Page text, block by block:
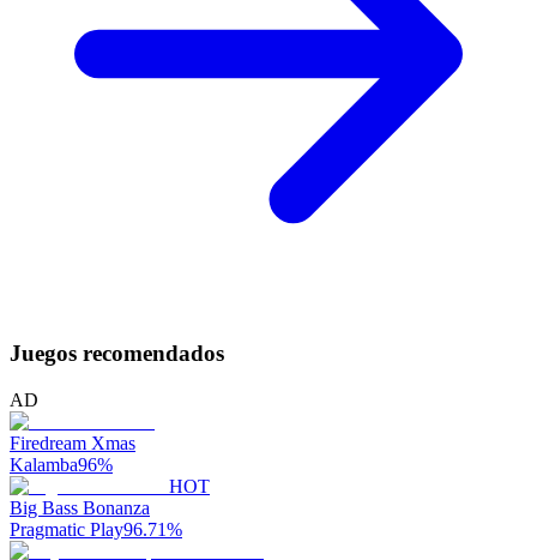
Juegos recomendados
AD
Firedream Xmas
Kalamba96%
HOT
Big Bass Bonanza
Pragmatic Play96.71%